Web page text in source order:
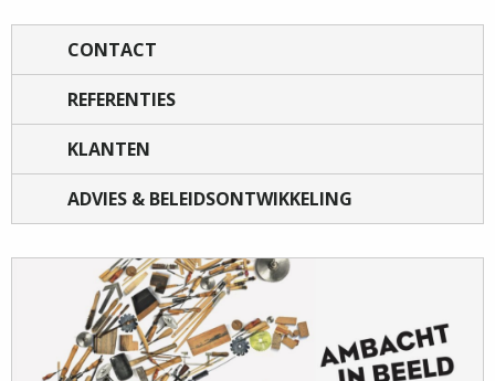
CONTACT
REFERENTIES
KLANTEN
ADVIES & BELEIDSONTWIKKELING